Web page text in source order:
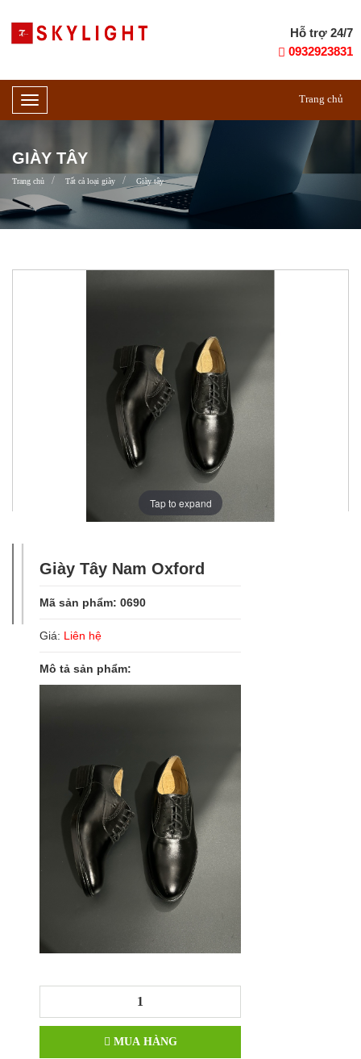
Hỗ trợ 24/7
0932923831
Toggle
navigation
Trang chủ
GIÀY TÂY
Trang chủ Tất cả loại giày Giày tây
Tap to expand
Giày Tây Nam Oxford
Mã sản phẩm: 0690
Giá: Liên hệ
Mô tả sản phẩm:
MUA HÀNG